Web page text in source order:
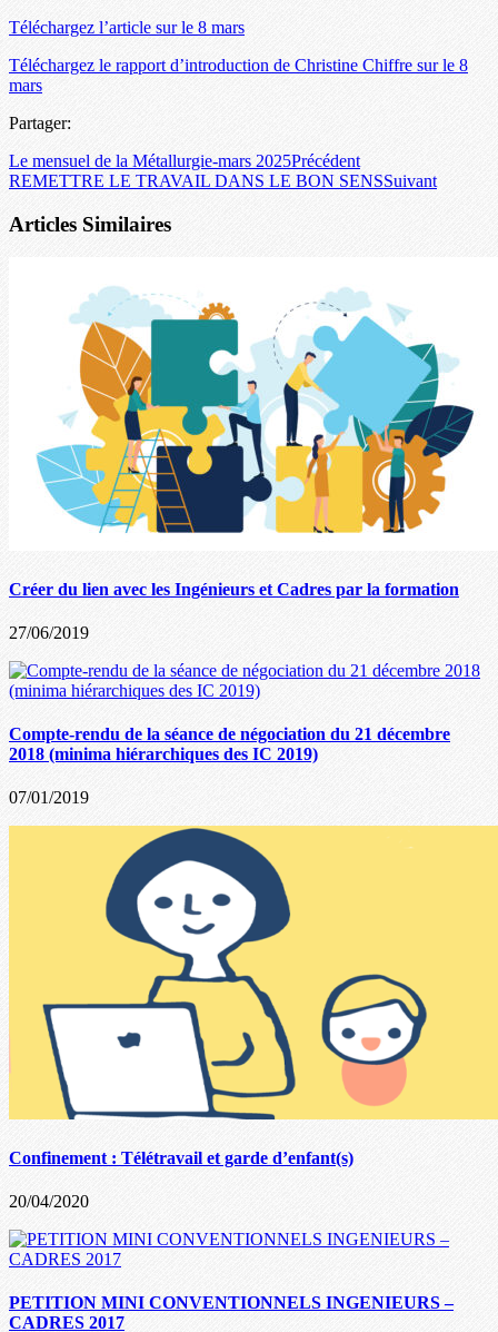
Téléchargez l’article sur le 8 mars
Téléchargez le rapport d’introduction de Christine Chiffre sur le 8
mars
Partager:
Le mensuel de la Métallurgie-mars 2025Précédent
REMETTRE LE TRAVAIL DANS LE BON SENSSuivant
Articles Similaires
Créer du lien avec les Ingénieurs et Cadres par la formation
27/06/2019
Compte-rendu de la séance de négociation du 21 décembre
2018 (minima hiérarchiques des IC 2019)
07/01/2019
Confinement : Télétravail et garde d’enfant(s)
20/04/2020
PETITION MINI CONVENTIONNELS INGENIEURS –
CADRES 2017